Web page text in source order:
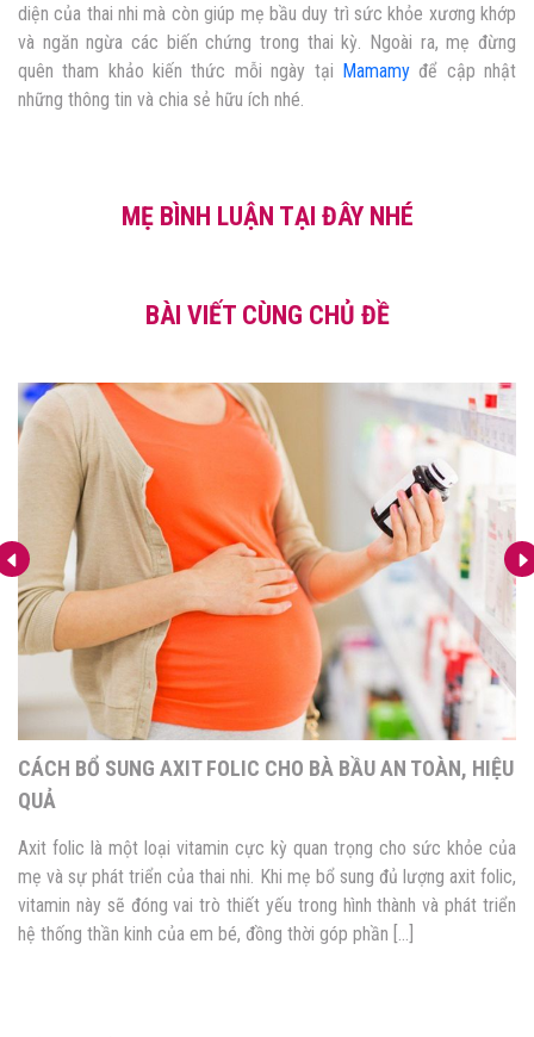
diện của thai nhi mà còn giúp mẹ bầu duy trì sức khỏe xương khớp
và ngăn ngừa các biến chứng trong thai kỳ. Ngoài ra, mẹ đừng
quên tham khảo kiến thức mỗi ngày tại Mamamyđể cập nhật
những thông tin và chia sẻ hữu ích nhé.
MẸ BÌNH LUẬN TẠI ĐÂY NHÉ
BÀI VIẾT CÙNG CHỦ ĐỀ
CÁCH BỔ SUNG AXIT FOLIC CHO BÀ BẦU AN TOÀN, HIỆU
QUẢ
Axit folic là một loại vitamin cực kỳ quan trọng cho sức khỏe của
mẹ và sự phát triển của thai nhi. Khi mẹ bổ sung đủ lượng axit folic,
vitamin này sẽ đóng vai trò thiết yếu trong hình thành và phát triển
hệ thống thần kinh của em bé, đồng thời góp phần […]